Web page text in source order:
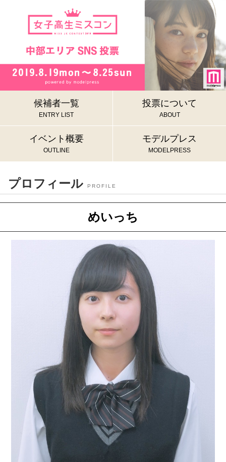
候補者一覧
ENTRY LIST
投票について
ABOUT
イベント概要
OUTLINE
モデルプレス
MODELPRESS
プロフィール PROFILE
めいっち